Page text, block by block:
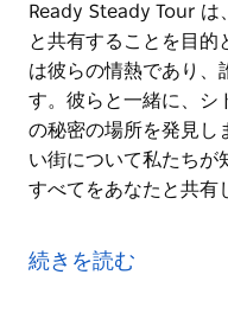
Ready Steady Tour は
と共有することを目的
は彼らの情熱であり、
す。彼らと一緒に、シ
の秘密の場所を発見し
い街について私たちが
すべてをあなたと共有
と共有することを目的
は彼らの情熱であり、
続きを読む